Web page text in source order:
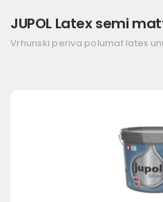
JUPOL Latex semi
Vrhunski periva polumat latex